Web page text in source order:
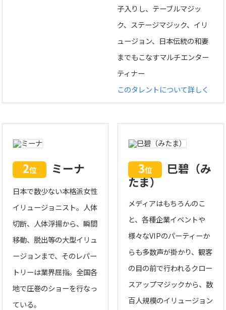
子入りし、テーブルマジッ
ク、ステージマジック、イリ
ュージョン、日本伝統の和妻
までもこなすマルチエンター
ティナー
このタレントについて詳しく
2位 ミーナ
日本で数少ない本格派女性
イリュージョニスト。人体
切断、人体浮揚から、瞬間
移動、脱出等の大型イリュ
ージョンまで、そのレパー
トリーは業界屈指。全国各
地で圧巻のショーを行なっ
ている。
3位
巳碧（み
たま）
メディアはもちろんのこ
と、各種企業イベントや
様々なVIPのパーティーか
らも多数声が掛かり、観客
の目の前で行われるクロー
スアップマジックから、数
百人規模のイリュージョン